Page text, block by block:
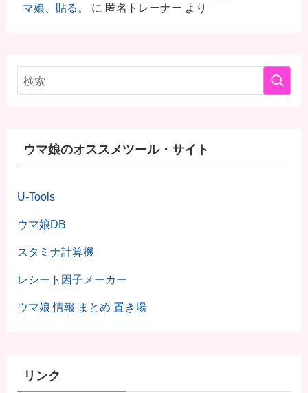
マ娘、貼る。
に 匿名トレーナー より
ウマ娘のオススメツール・サイト
U-Tools
ウマ娘DB
スタミナ計算機
レシート因子メーカー
ウマ娘 情報 まとめ 置き場
リンク